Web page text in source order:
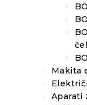
Makita
Aparati